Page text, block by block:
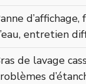
d’affichage,
entretien
de lavage